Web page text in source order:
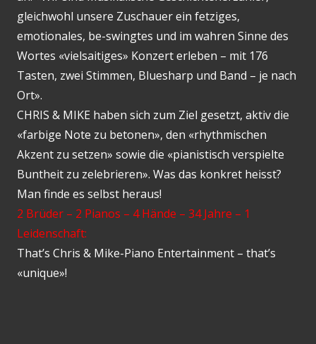
gleichwohl unsere Zuschauer ein fetziges,
emotionales, be-swingtes und im wahren Sinne des
Wortes «vielsaitiges» Konzert erleben – mit 176
Tasten, zwei Stimmen, Bluesharp und Band – je nach
Ort».
CHRIS & MIKE haben sich zum Ziel gesetzt, aktiv die
«farbige Note zu betonen», den «rhythmischen
Akzent zu setzen» sowie die «pianistisch verspielte
Buntheit zu zelebrieren». Was das konkret heisst?
Man finde es selbst heraus!
2 Brüder – 2 Pianos – 4 Hände – 34 Jahre – 1
Leidenschaft:
That’s Chris & Mike-Piano Entertainment – that’s
«unique»!